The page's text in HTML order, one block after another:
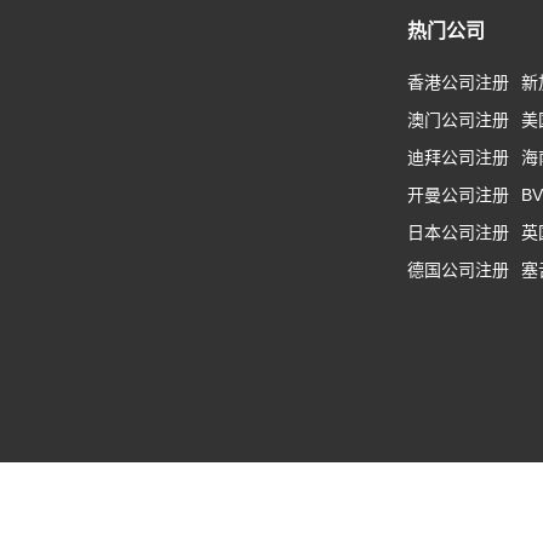
热门公司
香港公司注册
新
澳门公司注册
美
迪拜公司注册
海
开曼公司注册
日本公司注册
英
德国公司注册
塞